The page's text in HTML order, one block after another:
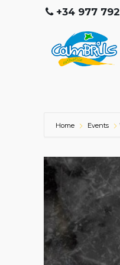
+34 977
Home Events